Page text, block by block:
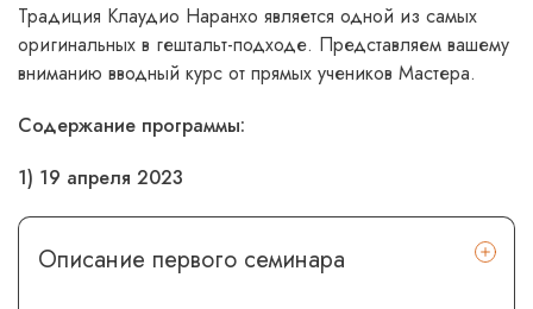
Традиция Клаудио Наранхо является одной из самых
оригинальных в гештальт-подходе. Представляем вашему
вниманию вводный курс от прямых учеников Мастера.
Содержание программы:
1) 19 апреля 2023
Описание первого семинара